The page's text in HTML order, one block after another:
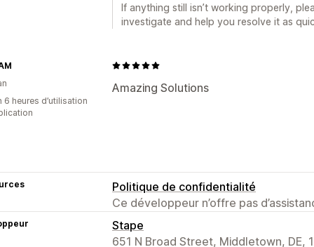
If anything still isn’t working properly,
investigate and help you resolve it as
Amazing Solutions
6 heures d’utilisation
Politique de confidentialité
Ce développeur n’offre pas
Stape
651 N Broad Street, Middletown, DE,